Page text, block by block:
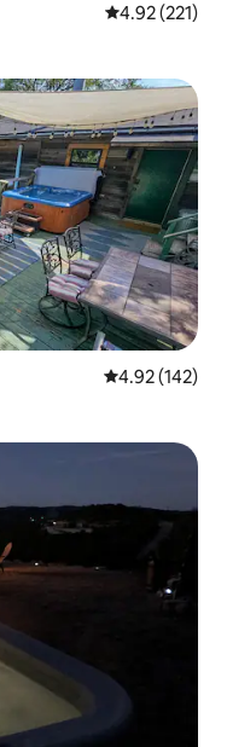
平均评分 4.92
4.92 (221)
平均评分 4.92
4.92 (142)